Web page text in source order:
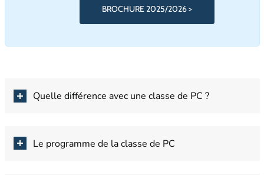
BROCHURE 2025/2026 >
Quelle différence avec une classe de PC ?
Le programme de la classe de PC